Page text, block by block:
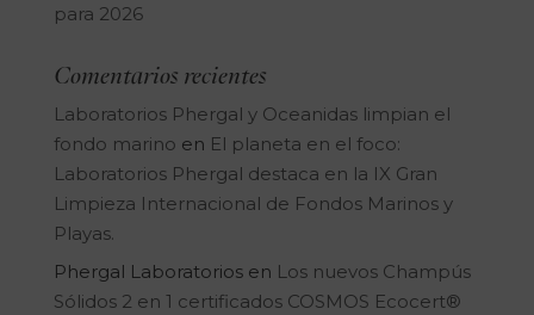
para 2026
Comentarios recientes
Laboratorios Phergal y Oceanidas limpian el
fondo marino en El planeta en el foco:
Laboratorios Phergal destaca en la IX Gran
Limpieza Internacional de Fondos Marinos y
Playas.
Phergal Laboratoriosen Los nuevos Champús
Sólidos 2 en 1 certificados COSMOS Ecocert®